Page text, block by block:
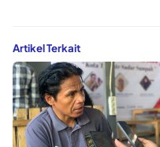
Artikel Terkait